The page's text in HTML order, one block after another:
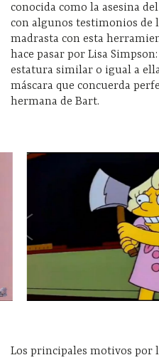
conocida como la asesina
con algunos testimonios de
madrasta con esta
hace pasar por Lisa
estatura similar o igual a
máscara que concuerda
hermana de Bart.
Los principales motivos por